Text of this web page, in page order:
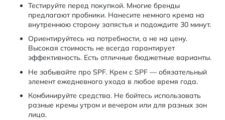
Тестируйте перед покупкой. Многие бренды
предлагают пробники. Нанесите немного крема на
внутреннюю сторону запястья и подождите 30 минут.
Ориентируйтесь на потребности, а не на цену.
Высокая стоимость не всегда гарантирует
эффективность. Есть отличные бюджетные варианты.
Не забывайте про SPF. Крем с SPF — обязательный
элемент ежедневного ухода в любое время года.
Комбинируйте средства. Не бойтесь использовать
разные кремы утром и вечером или для разных зон
лица.